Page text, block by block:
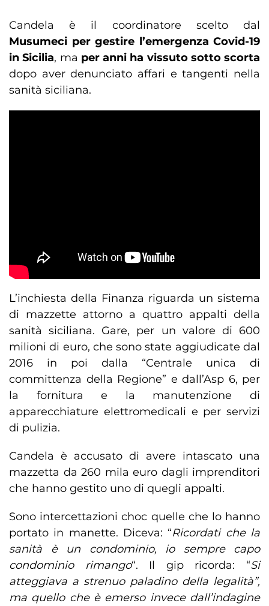
Candela è il coordinatore scelto dal
Musumeci per gestire l’emergenza Covid-19
in Sicilia, ma per anni ha vissuto sotto scorta
dopo aver denunciato affari e tangenti nella
sanità siciliana.
L’inchiesta della Finanza riguarda un sistema
di mazzette attorno a quattro appalti della
sanità siciliana. Gare, per un valore di 600
milioni di euro, che sono state aggiudicate dal
2016 in poi dalla “Centrale unica di
committenza della Regione” e dall’Asp 6, per
la fornitura e la manutenzione di
apparecchiature elettromedicali e per servizi
di pulizia.
Candela è accusato di avere intascato una
mazzetta da 260 mila euro dagli imprenditori
che hanno gestito uno di quegli appalti.
Sono intercettazioni choc quelle che lo hanno
portato in manette. Diceva: “Ricordati che la
sanità è un condominio, io sempre capo
condominio rimango“. Il gip ricorda: “Si
atteggiava a strenuo paladino della legalità”,
ma quello che è emerso invece dall’indagine